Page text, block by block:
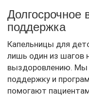
Долгосрочное
поддержка
Капельницы для
лишь один из шагов
выздоровлению. Мы
поддержку и
помогают